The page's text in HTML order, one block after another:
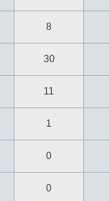
8
30
11
1
0
0